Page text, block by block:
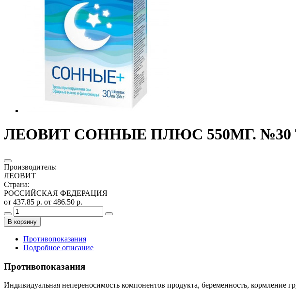
ЛЕОВИТ СОННЫЕ ПЛЮС 550МГ. №30
Производитель:
ЛЕОВИТ
Страна:
РОССИЙСКАЯ ФЕДЕРАЦИЯ
от 437.85 р. от 486.50 р.
В корзину
Противопоказания
Подробное описание
Противопоказания
Индивидуальная непереносимость компонентов продукта, беременность, кормление